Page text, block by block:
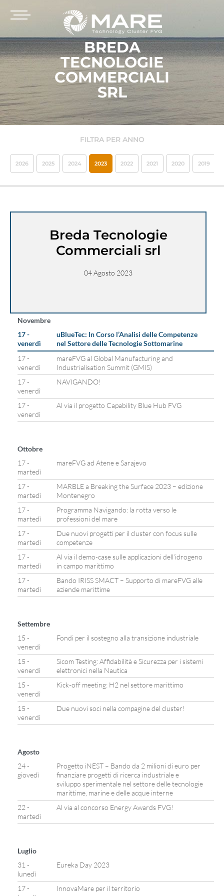
BREDA
TECNOLOGIE
COMMERCIALI
SRL
FILTRA PER ANNO
2026 2025 2024 2023 2022 2021 2020 2019
Breda Tecnologie
Commerciali srl
04 Agosto 2023
Novembre
17 -
venerdì
uBlueTec: In Corso l’Analisi delle Competenze
nel Settore delle Tecnologie Sottomarine
17 -
venerdì
mareFVG al Global Manufacturing and
Industrialisation Summit (GMIS)
17 -
venerdì
NAVIGANDO!
17 -
venerdì
Al via il progetto Capability Blue Hub FVG
Ottobre
17 -
martedì
mareFVG ad Atene e Sarajevo
17 -
martedì
MARBLE a Breaking the Surface 2023 – edizione
Montenegro
17 -
martedì
Programma Navigando: la rotta verso le
professioni del mare
17 -
martedì
Due nuovi progetti per il cluster con focus sulle
competenze
17 -
martedì
Al via il demo-case sulle applicazioni dell’idrogeno
in campo marittimo
17 -
martedì
Bando IRISS SMACT – Supporto di mareFVG alle
aziende marittime
Settembre
15 -
venerdì
Fondi per il sostegno alla transizione industriale
15 -
venerdì
Sicom Testing: Affidabilità e Sicurezza per i sistemi
elettronici nella Nautica
15 -
venerdì
Kick-off meeting: H2 nel settore marittimo
15 -
venerdì
Due nuovi soci nella compagine del cluster!
Agosto
24 -
giovedì
Progetto iNEST – Bando da 2 milioni di euro per
finanziare progetti di ricerca industriale e
sviluppo sperimentale nel settore delle tecnologie
marittime, marine e delle acque interne
22 -
martedì
Al via al concorso Energy Awards FVG!
Luglio
31 -
lunedì
Eureka Day 2023
17 -
InnovaMare per il territorio